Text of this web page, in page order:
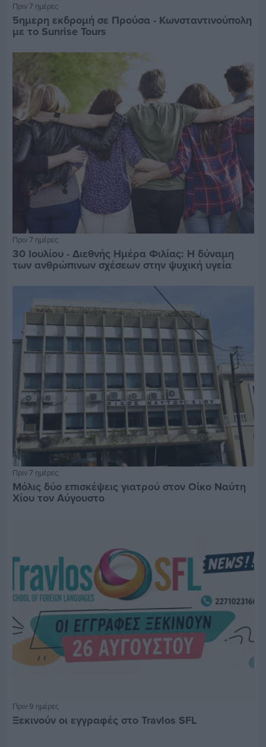
Πριν 7 ημέρες
5ημερη εκδρομή σε Προύσα - Κωνσταντινούπολη
με το Sunrise Tours
Πριν 7 ημέρες
30 Ιουλίου - Διεθνής Ημέρα Φιλίας: Η δύναμη
των ανθρώπινων σχέσεων στην ψυχική υγεία
Πριν 7 ημέρες
Μόλις δύο επισκέψεις γιατρού στον Οίκο Ναύτη
Χίου τον Αύγουστο
Πριν 9 ημέρες
Ξεκινούν οι εγγραφές στο Travlos SFL